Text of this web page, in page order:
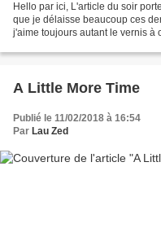
Hello par ici, L'article du soir
que je délaisse beaucoup ces
j'aime toujours autant le vernis à
A Little More Time
Publié le 11/02/2018 à 16:54
Par Lau Zed